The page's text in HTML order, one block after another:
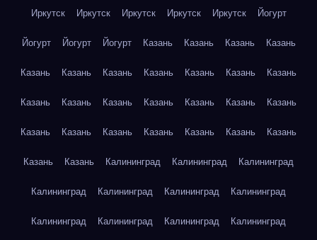
Иркутск Иркутск Иркутск Иркутск Иркутск Йогурт
Йогурт Йогурт Йогурт Казань Казань Казань Казань
Казань Казань Казань Казань Казань Казань Казань
Казань Казань Казань Казань Казань Казань Казань
Казань Казань Казань Казань Казань Казань Казань
Казань Казань Калининград Калининград Калининград
Калининград Калининград Калининград Калининград
Калининград Калининград Калининград Калининград